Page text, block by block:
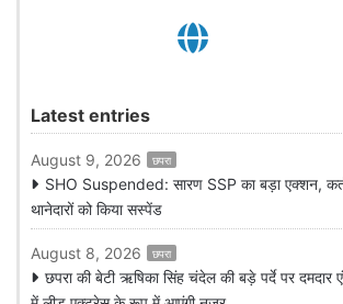
Latest entries
August 9, 2026 छपरा
SHO Suspended: सारण SSP का बड़ा एक्शन,
थानेदारों को किया सस्पेंड
August 8, 2026 छपरा
छपरा की बेटी ऋषिका सिंह चंदेल की बड़े पर्दे पर दमदार